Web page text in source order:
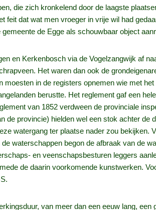
die zich kronkelend door de laagste
feit dat wat men vroeger in vrije wil had
de Egge als schouwbaar object
en Kerkenbosch via de Vogelzangwijk af
Het waren dan ook de
in de registers opnemen wie met
berustte. Het reglement gaf een
van 1852 verdween de provinciale
de provincie) hielden wel een stok achter
watergang ter plaatse nader zou
waterschappen begon de afbraak van de
en veenschapsbesturen leggers
de daarin voorkomende kunstwerken.
van meer dan een eeuw lang,